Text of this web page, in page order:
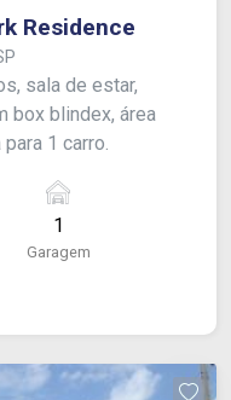
Residence
sala de estar,
box blindex, área
1 carro.
1
Garagem